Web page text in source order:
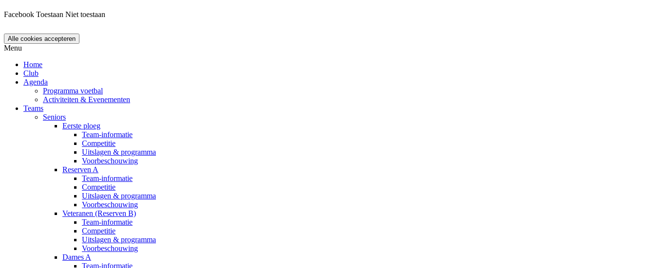
Facebook Toestaan Niet toestaan
Menu
Home
Club
Agenda
Programma voetbal
Activiteiten & Evenementen
Teams
Seniors
Eerste ploeg
Team-informatie
Competitie
Uitslagen & programma
Voorbeschouwing
Reserven A
Team-informatie
Competitie
Uitslagen & programma
Voorbeschouwing
Veteranen (Reserven B)
Team-informatie
Competitie
Uitslagen & programma
Voorbeschouwing
Dames A
Team-informatie